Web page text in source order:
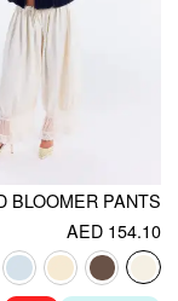
AED 154.10